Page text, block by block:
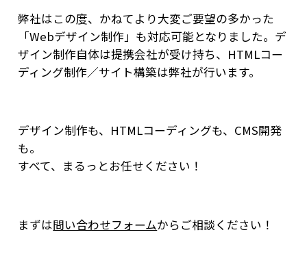
弊社はこの度、かねてより大変ご要望の多かった
「Webデザイン制作」も対応可能となりました。デ
ザイン制作自体は提携会社が受け持ち、HTMLコー
ディング制作／サイト構築は弊社が行います。
デザイン制作も、HTMLコーディングも、CMS開発
も。
すべて、まるっとお任せください！
まずは問い合わせフォームからご相談ください！